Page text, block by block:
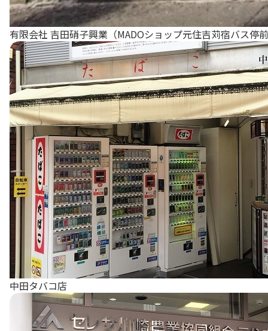
有限会社 吉田硝子興業（MADOショップ元住吉苅宿バス停
中田タバコ店